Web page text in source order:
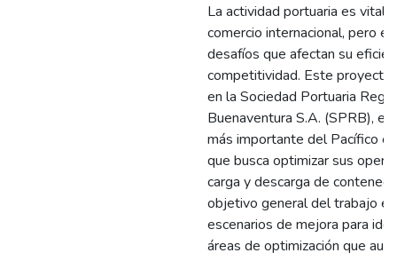
La actividad portuaria es vital
comercio internacional, pero
desafíos que afectan su
competitividad. Este proyecto
en la Sociedad Portuaria
Buenaventura S.A. (SPRB), el
más importante del Pacífico
que busca optimizar sus
carga y descarga de
objetivo general del trabajo
escenarios de mejora para
áreas de optimización que